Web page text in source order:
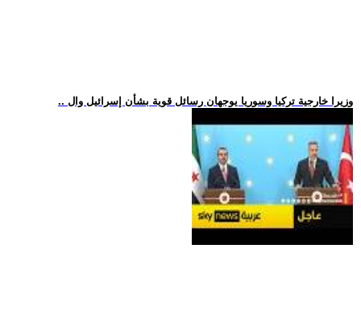
.. وزيرا خارجية تركيا وسوريا يوجهان رسائل قوية بشأن إسرائيل وال